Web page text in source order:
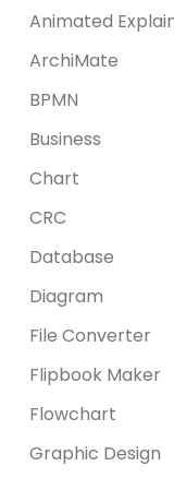
Animated
ArchiMate
BPMN
Business
Chart
CRC
Database
Diagram
File Converter
Flipbook Maker
Flowchart
Graphic Design